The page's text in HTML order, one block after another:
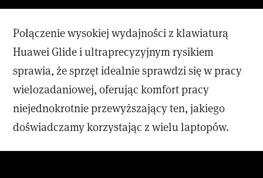
Połączenie wysokiej wydajności z klawiaturą
Huawei Glide i ultraprecyzyjnym rysikiem
sprawia, że sprzęt idealnie sprawdzi się w pracy
wielozadaniowej, oferując komfort pracy
niejednokrotnie przewyższający ten, jakiego
doświadczamy korzystając z wielu laptopów.